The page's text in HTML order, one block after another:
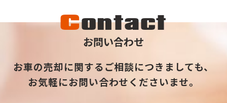
Contact
お問い合わせ
お車の売却に関するご相談につきましても、
お気軽にお問い合わせくださいませ。